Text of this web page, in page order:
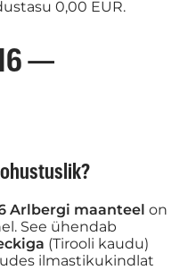
0,00 EUR.
—
Arlbergi maanteel on
See ühendab
(Tirooli kaudu)
ilmastikukindlat